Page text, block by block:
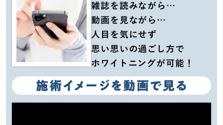
雑誌を読みながら…
動画を見ながら…
人目を気にせず
思い思いの過ごし方で
ホワイトニングが可能！